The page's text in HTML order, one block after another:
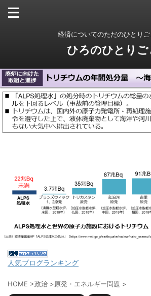
経済についてのただのひとり
ひろのひとりご
人気ブログランキング
HOME >政治 >原発・エネルギー問題 >